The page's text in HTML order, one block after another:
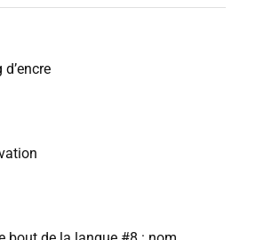
d’encre